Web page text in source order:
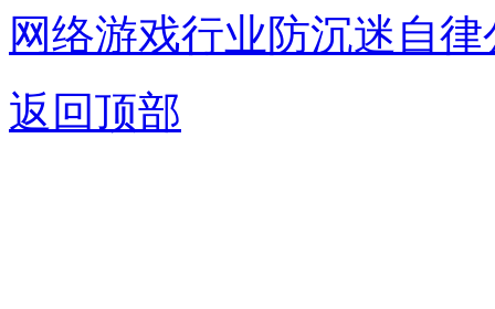
网络游戏行业防沉迷自律
返回顶部